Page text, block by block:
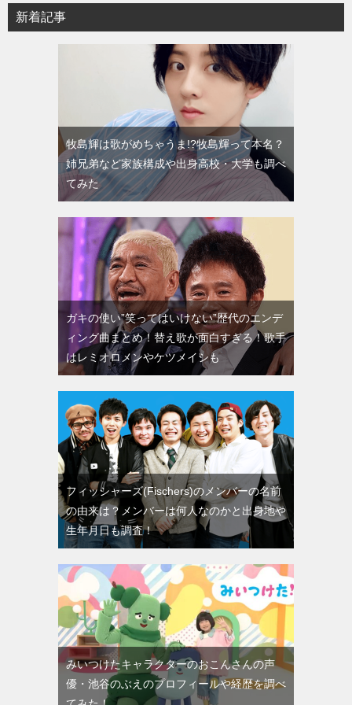
新着記事
牧島輝は歌がめちゃうま!?牧島輝って本名？
姉兄弟など家族構成や出身高校・大学も調べ
てみた
ガキの使い”笑ってはいけない”歴代のエンデ
ィング曲まとめ！替え歌が面白すぎる！歌手
はレミオロメンやケツメイシも
フィッシャーズ(Fischers)のメンバーの名前
の由来は？メンバーは何人なのかと出身地や
生年月日も調査！
みいつけたキャラクターのおこんさんの声
優・池谷のぶえのプロフィールや経歴を調べ